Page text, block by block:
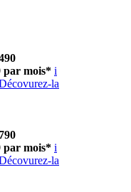
par mois* i
la
par mois* i
la